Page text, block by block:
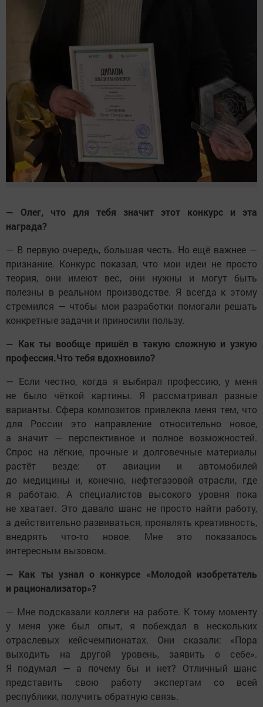
— Олег, что для тебя значит этот конкурс и эта
награда?
— В первую очередь, большая честь. Но ещё важнее —
признание. Конкурс показал, что мои идеи не просто
теория, они имеют вес, они нужны и могут быть
полезны в реальном производстве. Я всегда к этому
стремился — чтобы мои разработки помогали решать
конкретные задачи и приносили пользу.
— Как ты вообще пришёл в такую сложную и узкую
профессия.Что тебя вдохновило?
— Если честно, когда я выбирал профессию, у меня
не было чёткой картины. Я рассматривал разные
варианты. Сфера композитов привлекла меня тем, что
для России это направление относительно новое,
а значит — перспективное и полное возможностей.
Спрос на лёгкие, прочные и долговечные материалы
растёт везде: от авиации и автомобилей
до медицины и, конечно, нефтегазовой отрасли, где
я работаю. А специалистов высокого уровня пока
не хватает. Это давало шанс не просто найти работу,
а действительно развиваться, проявлять креативность,
внедрять что-то новое. Мне это показалось
интересным вызовом.
— Как ты узнал о конкурсе «Молодой изобретатель
и рационализатор»?
— Мне подсказали коллеги на работе. К тому моменту
у меня уже был опыт, я побеждал в нескольких
отраслевых кейсчемпионатах. Они сказали: «Пора
выходить на другой уровень, заявить о себе».
Я подумал — а почему бы и нет? Отличный шанс
представить свою работу экспертам со всей
республики, получить обратную связь.